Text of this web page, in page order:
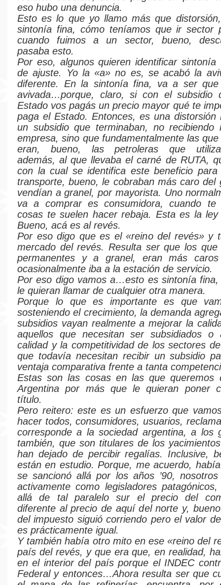
eso hubo una denuncia.
Esto es lo que yo llamo más que
sintonía fina, cómo teníamos que ir sector
cuando fuimos a un sector, bueno,
pasaba esto.
Por eso, algunos quieren identificar sintonía
de ajuste. Yo la «a» no es, se acabó la
diferente. En la sintonía fina, va a ser
avivada…porque, claro, si con el subsidio
Estado vos pagás un precio mayor qué te
paga el Estado. Entonces, es una distorsión
un subsidio que terminaban, no recibiendo
empresa, sino que fundamentalmente las
eran, bueno, las petroleras que
además, al que llevaba el carné de RUTA,
con la cual se identifica este beneficio
transporte, bueno, le cobraban más caro del
vendían a granel, por mayorista. Uno
va a comprar es consumidora, cuando te
cosas te suelen hacer rebaja. Esta es la
Bueno, acá es al revés.
Por eso digo que es el «reino del revés» y
mercado del revés. Resulta ser que los que
permanentes y a granel, eran más
ocasionalmente iba a la estación de servicio.
Por eso digo vamos a…esto es sintonía
le quieran llamar de cualquier otra manera.
Porque lo que es importante es que
sosteniendo el crecimiento, la demanda
subsidios vayan realmente a mejorar la
aquellos que necesitan ser subsidiados o
calidad y la competitividad de los sectores
que todavía necesitan recibir un subsidio
ventaja comparativa frente a tanta
Estas son las cosas en las que queremos
Argentina por más que le quieran poner
título.
Pero reitero: este es un esfuerzo que
hacer todos, consumidores, usuarios,
corresponde a la sociedad argentina, a los
también, que son titulares de los
han dejado de percibir regalías. Inclusive,
están en estudio. Porque, me acuerdo,
se sancionó allá por los años ’90, nosotros
activamente como legisladores
allá de tal paralelo sur el precio del
diferente al precio de aquí del norte y,
del impuesto siguió corriendo pero el valor
es prácticamente igual.
Y también había otro mito en ese «reino del
país del revés, y que era que, en realidad,
en el interior del país porque el INDEC
Federal y entonces…Ahora resulta ser que